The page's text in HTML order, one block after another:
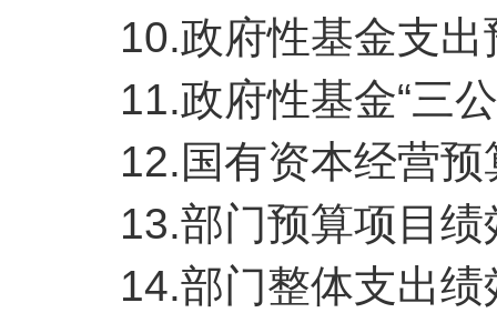
10.政府性基金支出
11.政府性基金“三公
12.国有资本经营预
13.部门预算项目绩
14.部门整体支出绩